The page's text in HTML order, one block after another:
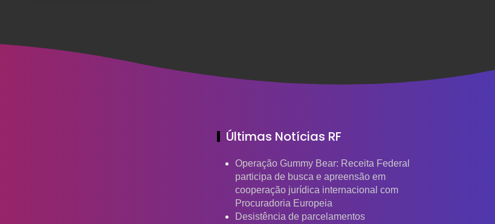
Últimas Notícias RF
Operação Gummy Bear: Receita Federal
participa de busca e apreensão em
cooperação jurídica internacional com
Procuradoria Europeia
Desistência de parcelamentos